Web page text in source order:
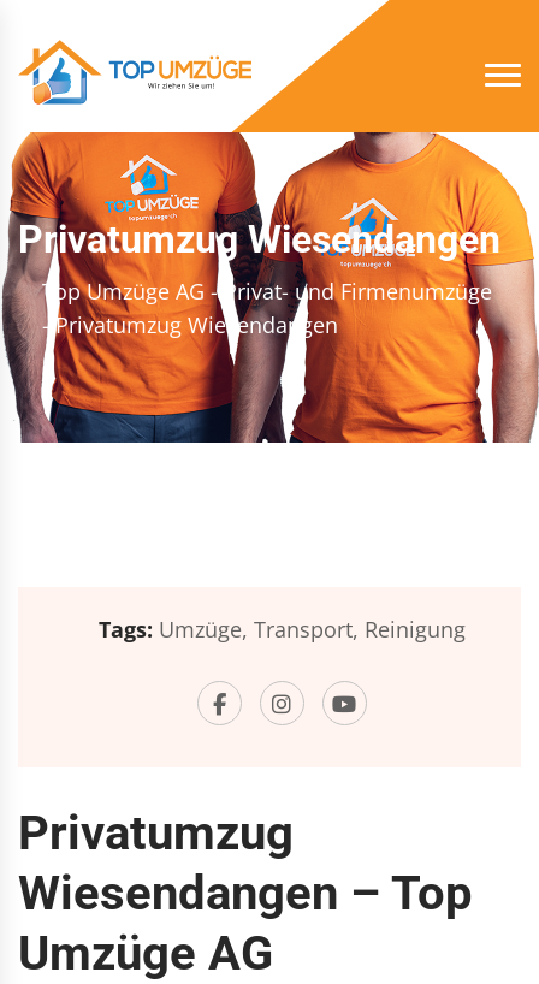
Privatumzug Wiesendangen
Top Umzüge AG - Privat- und Firmenumzüge
- Privatumzug Wiesendangen
Tags: Umzüge, Transport, Reinigung
Privatumzug
Wiesendangen – Top
Umzüge AG